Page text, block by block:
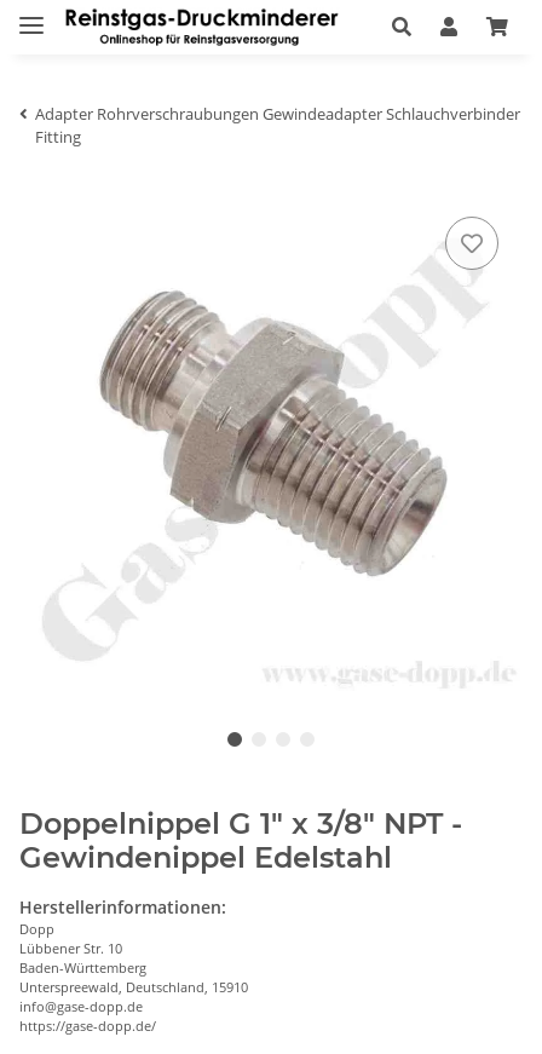
Adapter Rohrverschraubungen Gewindeadapter Schlauchverbinder
Fitting
Doppelnippel G 1" x 3/8" NPT -
Gewindenippel Edelstahl
Herstellerinformationen:
Dopp
Lübbener Str. 10
Baden-Württemberg
Unterspreewald, Deutschland, 15910
info@gase-dopp.de
https://gase-dopp.de/